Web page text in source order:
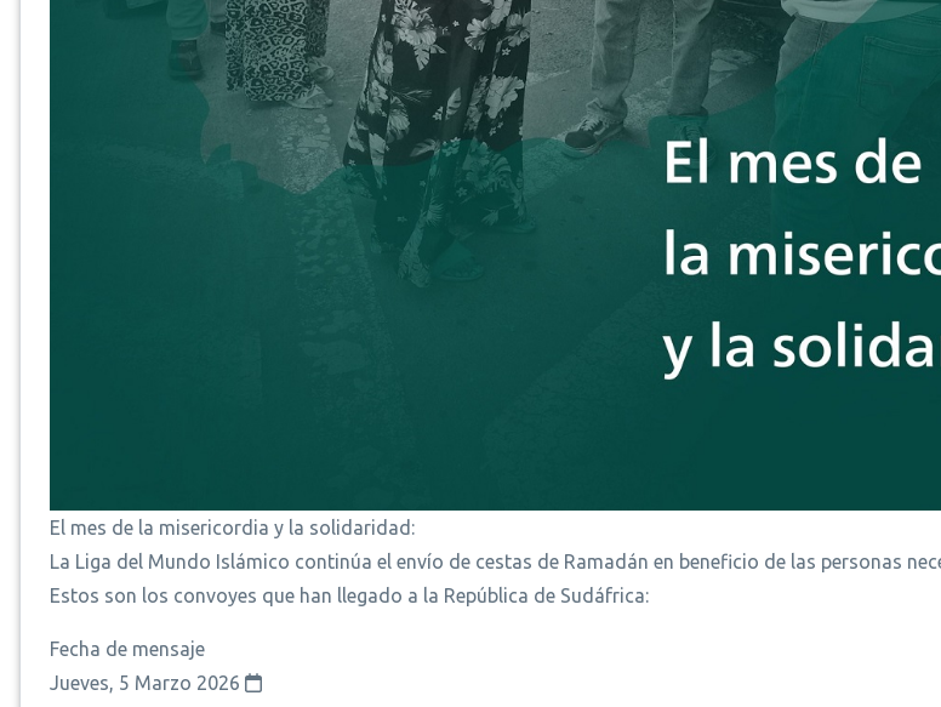
El mes de la misericordia y la solidaridad:
La Liga del Mundo Islámico continúa el envío de cestas de Ramadán en beneficio de las personas
Estos son los convoyes que han llegado a la República de Sudáfrica:
Fecha de mensaje
Jueves, 5 Marzo 2026